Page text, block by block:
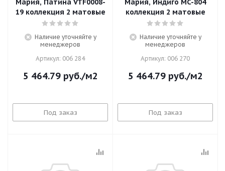
Мария, Патина VTF0008-
19 коллекция 2 матовые
Наличие уточняйте у
менеджеров
Артикул: 006 284
5 464.79руб./м2
Под заказ
Мария, Индиго MC-804
коллекция 2 матовые
Наличие уточняйте у
менеджеров
Артикул: 006 270
5 464.79руб./м2
Под заказ